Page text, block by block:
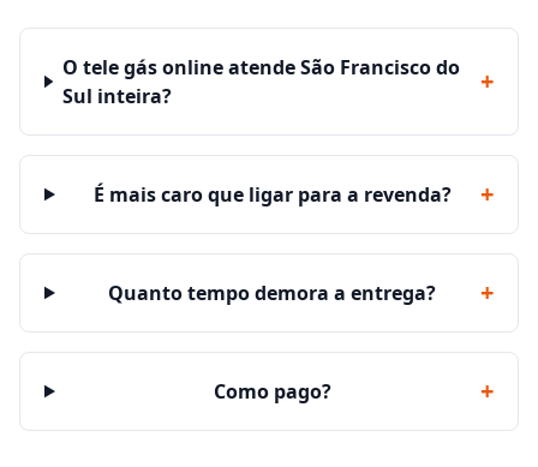
O tele gás online atende São Francisco do
Sul inteira?
+
É mais caro que ligar para a revenda? +
Quanto tempo demora a entrega? +
Como pago? +